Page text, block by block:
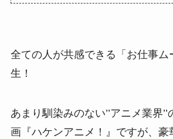
全ての人が共感できる「お仕事ム
生！
あまり馴染みのない’’アニメ業界
画『ハケンアニメ！』ですが、豪